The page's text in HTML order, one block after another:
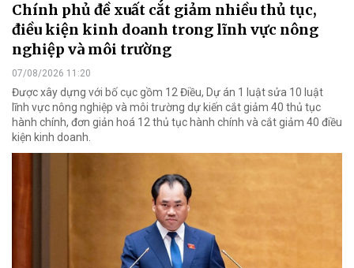
Chính phủ đề xuất cắt giảm nhiều thủ tục,
điều kiện kinh doanh trong lĩnh vực nông
nghiệp và môi trường
07/08/2026 11:20
Được xây dựng với bố cục gồm 12 Điều, Dự án 1 luật sửa 10 luật
lĩnh vực nông nghiệp và môi trường dự kiến cắt giảm 40 thủ tục
hành chính, đơn giản hoá 12 thủ tục hành chính và cắt giảm 40 điều
kiện kinh doanh.